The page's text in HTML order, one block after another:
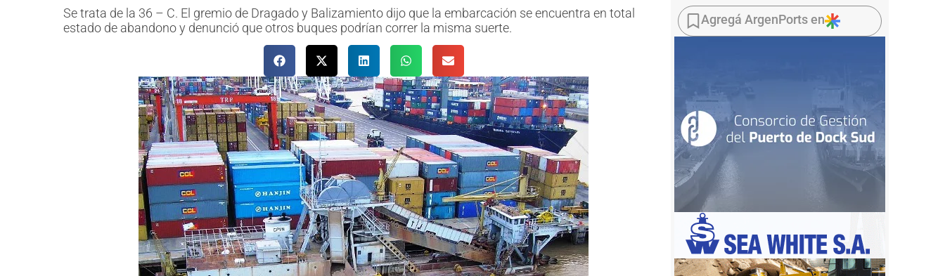
Se trata de la 36 – C. El gremio de Dragado y Balizamiento dijo que la embarcación se encuentra en total
estado de abandono y denunció que otros buques podrían correr la misma suerte.
Agregá ArgenPorts en